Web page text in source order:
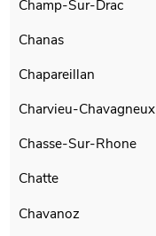
Champ-Sur-Drac
Chanas
Chapareillan
Charvieu-Chavagneux
Chasse-Sur-Rhone
Chatte
Chavanoz